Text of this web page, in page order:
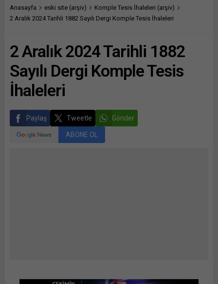
Anasayfa eski site (arşiv)
Komple Tesis İhaleleri (arşiv)
2 Aralık 2024 Tarihli 1882 Sayılı Dergi Komple Tesis İhaleleri
2 Aralık 2024 Tarihli 1882
Sayılı Dergi Komple Tesis
İhaleleri
Paylaş Tweetle Gönder
ABONE OL